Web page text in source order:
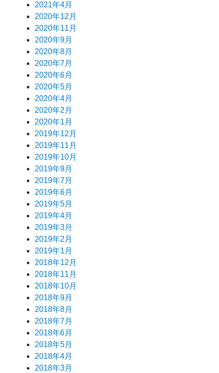
2021年4月
2020年12月
2020年11月
2020年9月
2020年8月
2020年7月
2020年6月
2020年5月
2020年4月
2020年2月
2020年1月
2019年12月
2019年11月
2019年10月
2019年9月
2019年7月
2019年6月
2019年5月
2019年4月
2019年3月
2019年2月
2019年1月
2018年12月
2018年11月
2018年10月
2018年9月
2018年8月
2018年7月
2018年6月
2018年5月
2018年4月
2018年3月